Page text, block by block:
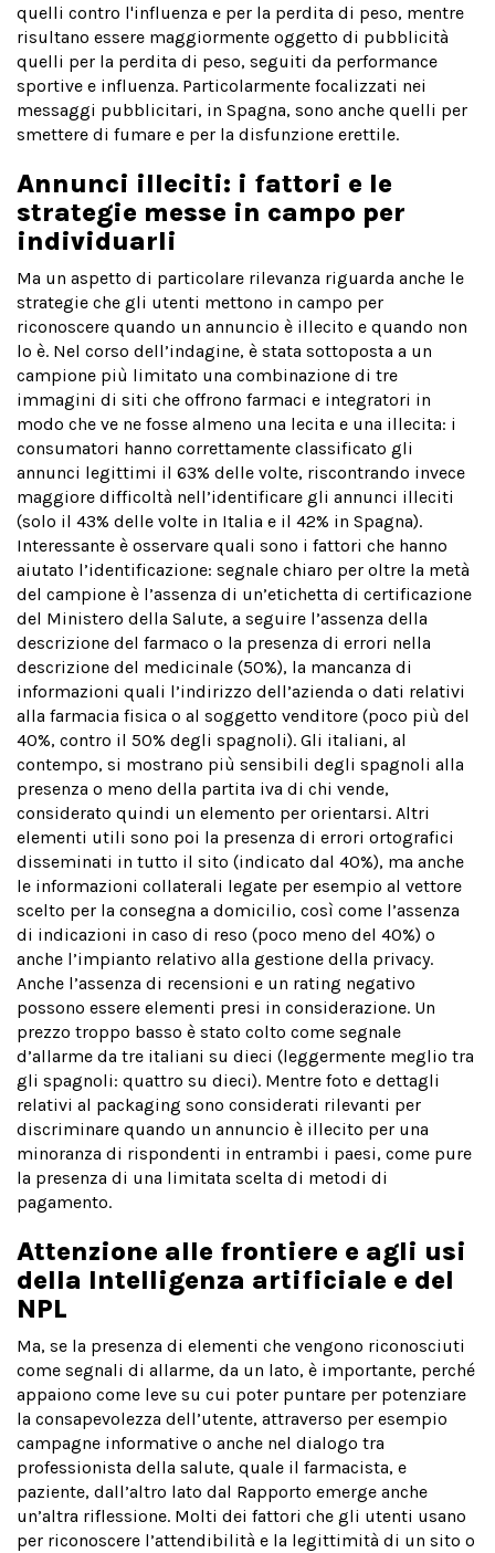
quelli contro l'influenza e per la perdita di peso, mentre
risultano essere maggiormente oggetto di pubblicità
quelli per la perdita di peso, seguiti da performance
sportive e influenza. Particolarmente focalizzati nei
messaggi pubblicitari, in Spagna, sono anche quelli per
smettere di fumare e per la disfunzione erettile.
Annunci illeciti: i fattori e le
strategie messe in campo per
individuarli
Ma un aspetto di particolare rilevanza riguarda anche le
strategie che gli utenti mettono in campo per
riconoscere quando un annuncio è illecito e quando non
lo è. Nel corso dell’indagine, è stata sottoposta a un
campione più limitato una combinazione di tre
immagini di siti che offrono farmaci e integratori in
modo che ve ne fosse almeno una lecita e una illecita: i
consumatori hanno correttamente classificato gli
annunci legittimi il 63% delle volte, riscontrando invece
maggiore difficoltà nell’identificare gli annunci illeciti
(solo il 43% delle volte in Italia e il 42% in Spagna).
Interessante è osservare quali sono i fattori che hanno
aiutato l’identificazione: segnale chiaro per oltre la metà
del campione è l’assenza di un’etichetta di certificazione
del Ministero della Salute, a seguire l’assenza della
descrizione del farmaco o la presenza di errori nella
descrizione del medicinale (50%), la mancanza di
informazioni quali l’indirizzo dell’azienda o dati relativi
alla farmacia fisica o al soggetto venditore (poco più del
40%, contro il 50% degli spagnoli). Gli italiani, al
contempo, si mostrano più sensibili degli spagnoli alla
presenza o meno della partita iva di chi vende,
considerato quindi un elemento per orientarsi. Altri
elementi utili sono poi la presenza di errori ortografici
disseminati in tutto il sito (indicato dal 40%), ma anche
le informazioni collaterali legate per esempio al vettore
scelto per la consegna a domicilio, così come l’assenza
di indicazioni in caso di reso (poco meno del 40%) o
anche l’impianto relativo alla gestione della privacy.
Anche l’assenza di recensioni e un rating negativo
possono essere elementi presi in considerazione. Un
prezzo troppo basso è stato colto come segnale
d’allarme da tre italiani su dieci (leggermente meglio tra
gli spagnoli: quattro su dieci). Mentre foto e dettagli
relativi al packaging sono considerati rilevanti per
discriminare quando un annuncio è illecito per una
minoranza di rispondenti in entrambi i paesi, come pure
la presenza di una limitata scelta di metodi di
pagamento.
Attenzione alle frontiere e agli usi
della Intelligenza artificiale e del
NPL
Ma, se la presenza di elementi che vengono riconosciuti
come segnali di allarme, da un lato, è importante, perché
appaiono come leve su cui poter puntare per potenziare
la consapevolezza dell’utente, attraverso per esempio
campagne informative o anche nel dialogo tra
professionista della salute, quale il farmacista, e
paziente, dall’altro lato dal Rapporto emerge anche
un’altra riflessione. Molti dei fattori che gli utenti usano
per riconoscere l’attendibilità e la legittimità di un sito o